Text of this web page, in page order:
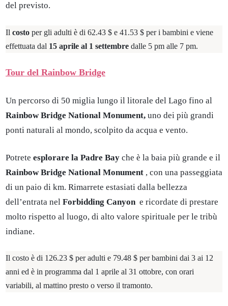
del previsto.
Il costo per gli adulti è di 62.43 $ e 41.53 $ per i bambini e viene
effettuata dal 15 aprile al 1 settembre dalle 5 pm alle 7 pm.
Tour del Rainbow Bridge
Un percorso di 50 miglia lungo il litorale del Lago fino al
Rainbow Bridge National Monument, uno dei più grandi
ponti naturali al mondo, scolpito da acqua e vento.
Potrete esplorare la Padre Bay che è la baia più grande e il
Rainbow Bridge National Monument , con una passeggiata
di un paio di km. Rimarrete estasiati dalla bellezza
dell’entrata nel Forbidding Canyon e ricordate di prestare
molto rispetto al luogo, di alto valore spirituale per le tribù
indiane.
Il costo è di 126.23 $ per adulti e 79.48 $ per bambini dai 3 ai 12
anni ed è in programma dal 1 aprile al 31 ottobre, con orari
variabili, al mattino presto o verso il tramonto.